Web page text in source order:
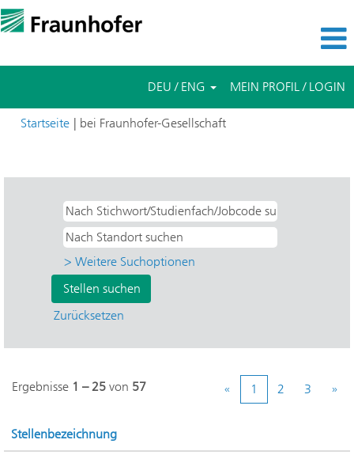
DEU / ENG MEIN PROFIL / LOGIN
Startseite | bei Fraunhofer-Gesellschaft(aktuelle
> Weitere Suchoptionen
Zurücksetzen
Ergebnisse 1 – 25 von 57 « 1 2 3 »
Stellenbezeichnung